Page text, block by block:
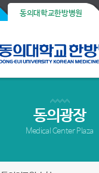
동의대학교한방병원
동의광장
Medical Center Plaza